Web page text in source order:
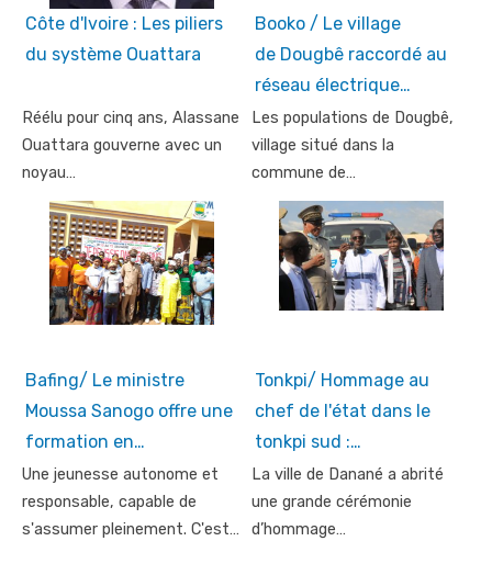
Côte d'Ivoire : Les piliers
du système Ouattara
Réélu pour cinq ans, Alassane
Ouattara gouverne avec un
noyau…
Booko / Le village
de Dougbê raccordé au
réseau électrique…
Les populations de Dougbê,
village situé dans la
commune de…
Bafing/ Le ministre
Moussa Sanogo offre une
formation en…
Une jeunesse autonome et
responsable, capable de
s'assumer pleinement. C'est…
Tonkpi/ Hommage au
chef de l'état dans le
tonkpi sud :…
La ville de Danané a abrité
une grande cérémonie
d’hommage…